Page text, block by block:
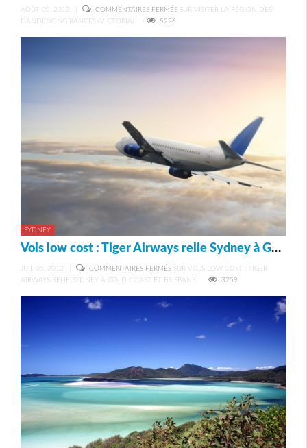
AOÛT 05, 2013 COMMENTAIRES FERMÉS SUR VISITER LA RÉGION DES
DANDENONG RANGES (VICTORIA)
5226
SYDNEY
Vols low cost : Tiger Airways relie Sydney à Gold Coast et Brisbane
JUIL 05, 2012 COMMENTAIRES FERMÉS SUR VOLS LOW COST : TIGER
AIRWAYS RELIE SYDNEY À GOLD COAST ET BRISBANE
3259